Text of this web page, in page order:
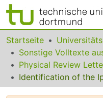
Bereiche & Sammlungen
Das gesamte
Statistiken
Startseite
Physical Review